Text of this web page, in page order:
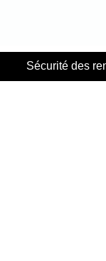
Sécurité des